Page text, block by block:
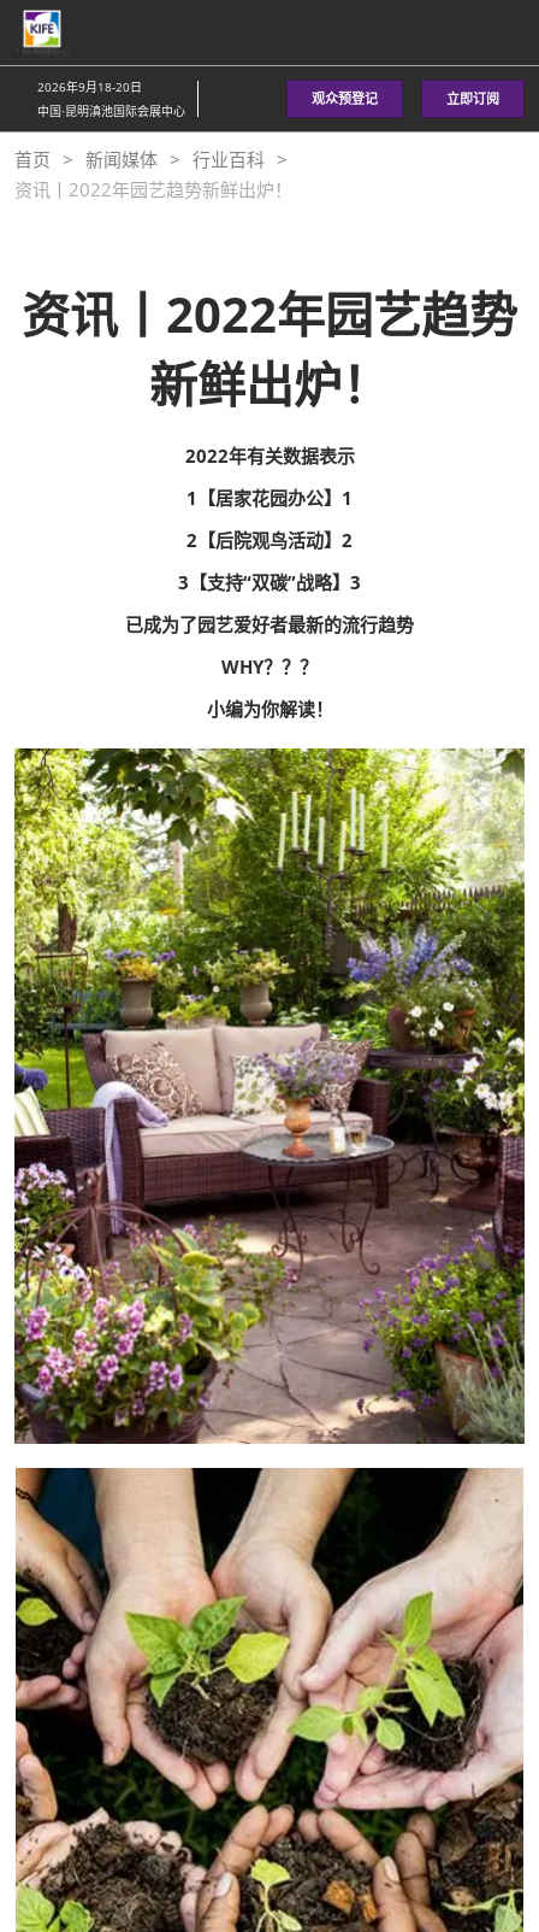
直
接
跳
至
内
容
2026年9月18-20日
中国·昆明滇池国际会展中心
观众预登记 立即订阅
首页 新闻媒体
行业百科
资讯丨2022年园艺趋势新鲜出炉！
资讯丨2022年园艺趋势
新鲜出炉！
2022年有关数据表示
1【居家花园办公】1
2【后院观鸟活动】2
3【支持“双碳”战略】3
已成为了园艺爱好者最新的流行趋势
WHY？？？
小编为你解读！